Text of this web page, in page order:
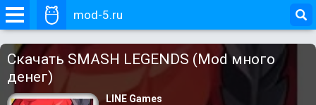
mod-5.ru
Скачать SMASH LEGENDS (Mod много
денег)
LINE Games